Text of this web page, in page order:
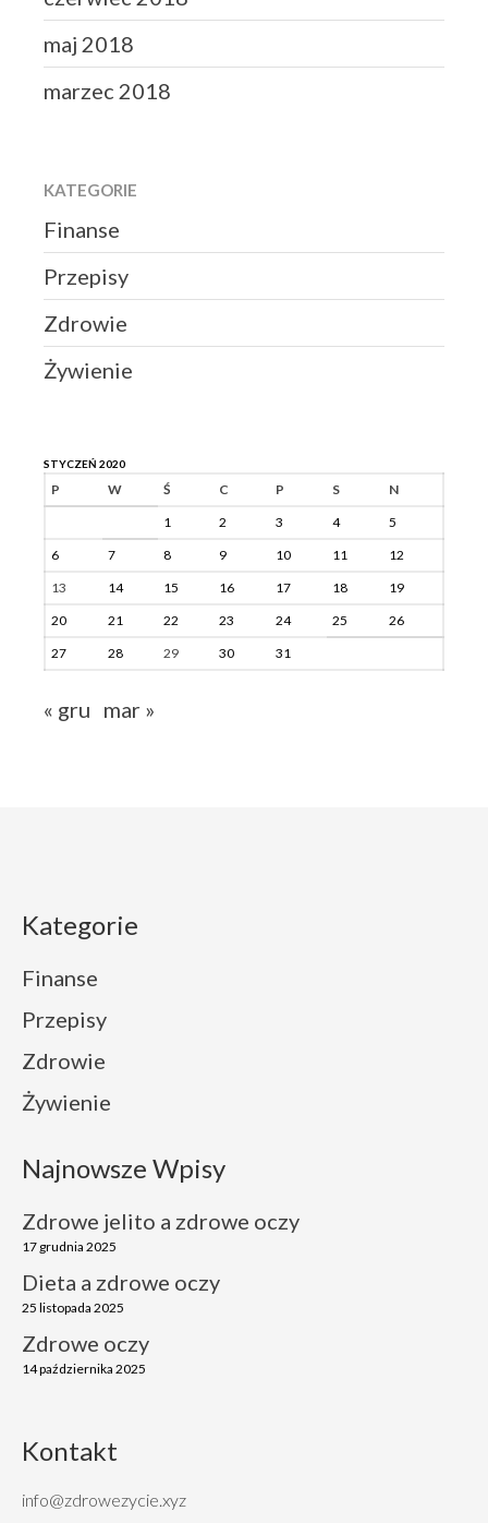
maj 2018
marzec 2018
KATEGORIE
Finanse
Przepisy
Zdrowie
Żywienie
STYCZEŃ 2020
P W Ś C P S
N
1
2 3 4
5
6
7 8 9 10 11
12
13
14 15 16 17 18
19
20
21 22 23 24 25
26
27
28 29 30 31
« gru mar »
Kategorie
Finanse
Przepisy
Zdrowie
Żywienie
Najnowsze Wpisy
Zdrowe jelito a zdrowe oczy
17 grudnia 2025
Dieta a zdrowe oczy
25 listopada 2025
Zdrowe oczy
14 października 2025
Kontakt
info@zdrowezycie.xyz